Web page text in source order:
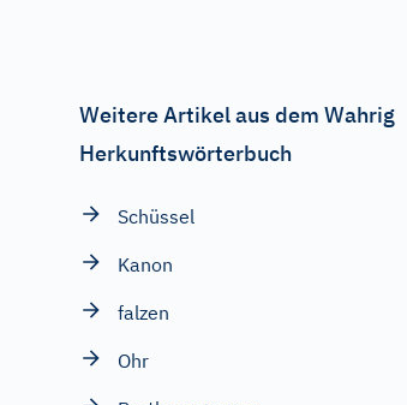
Weitere Artikel aus dem Wahrig
Herkunftswörterbuch
Schüssel
Kanon
falzen
Ohr